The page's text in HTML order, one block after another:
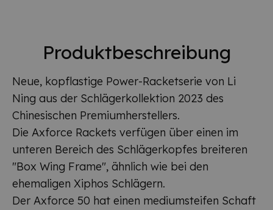
Produktbeschreibung
Neue, kopflastige Power-Racketserie von Li
Ning aus der Schlägerkollektion 2023 des
Chinesischen Premiumherstellers.
Die Axforce Rackets verfügen über einen im
unteren Bereich des Schlägerkopfes breiteren
"Box Wing Frame", ähnlich wie bei den
ehemaligen Xiphos Schlägern.
Der Axforce 50 hat einen mediumsteifen Schaft